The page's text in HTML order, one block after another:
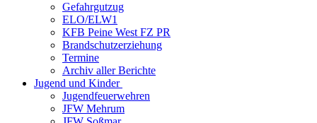
Gefahrgutzug
ELO/ELW1
KFB Peine West FZ PR
Brandschutzerziehung
Termine
Archiv aller Berichte
Jugend und Kinder
Jugendfeuerwehren
JFW Mehrum